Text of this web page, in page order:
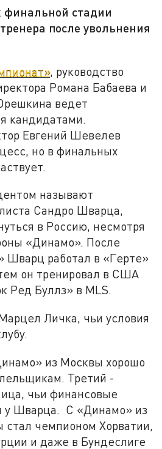
стадии
после увольнения
, руководство
Романа Бабаева и
ведет
кандидатами.
Евгений Шевелев
но в финальных
называют
Сандро Шварца,
в Россию, несмотря
«Динамо». После
Шварц работал в «Герте»
он тренировал в США
Ред Буллз» в MLS.
Личка, чьи условия
из Москвы хорошо
Третий -
чьи финансовые
у Шварца. С «Динамо» из
стал чемпионом Хорватии,
и даже в Бундеслиге